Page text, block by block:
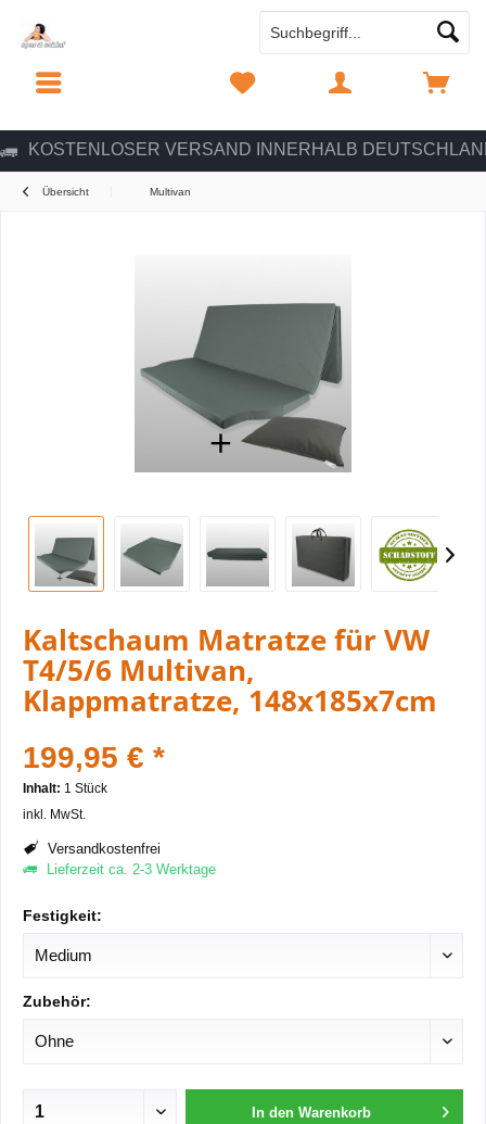
KOSTENLOSER VERSAND INNERHALB
Übersicht Multivan
Kaltschaum Matratze für VW
T4/5/6 Multivan,
Klappmatratze, 148x185x7cm
199,95 € *
Inhalt: 1 Stück
inkl. MwSt.
Versandkostenfrei
Lieferzeit ca. 2-3 Werktage
Festigkeit:
Zubehör:
In den Warenkorb